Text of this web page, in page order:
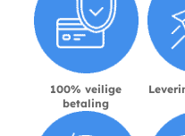
100% veilige
betaling